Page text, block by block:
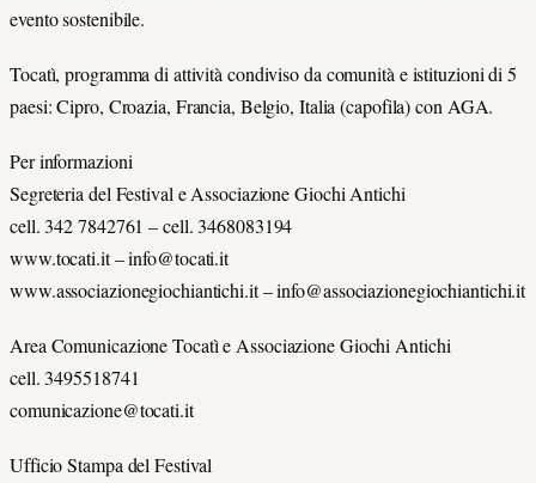
evento sostenibile.
Tocatì, programma di attività condiviso da comunità e istituzioni di 5
paesi: Cipro, Croazia, Francia, Belgio, Italia (capofila) con AGA.
Per informazioni
Segreteria del Festival e Associazione Giochi Antichi
cell. 342 7842761 – cell. 3468083194
www.tocati.it – info@tocati.it
www.associazionegiochiantichi.it – info@associazionegiochiantichi.it
Area Comunicazione Tocatì e Associazione Giochi Antichi
cell. 3495518741
comunicazione@tocati.it
Ufficio Stampa del Festival